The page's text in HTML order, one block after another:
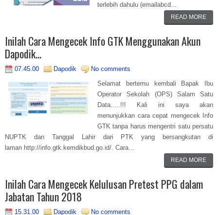
terlebih dahulu (emailabcd...
READ MORE
Inilah Cara Mengecek Info GTK Menggunakan Akun
Dapodik...
07.45.00 Dapodik
No comments
Selamat bertemu kembali Bapak Ibu
Operator Sekolah (OPS) Salam Satu
Data.....!!! Kali ini saya akan
menunjukkan cara cepat mengecek Info
GTK tanpa harus mengentri satu persatu
NUPTK dan Tanggal Lahir dari PTK yang bersangkutan di
laman http://info.gtk.kemdikbud.go.id/. Cara...
READ MORE
Inilah Cara Mengecek Kelulusan Pretest PPG dalam
Jabatan Tahun 2018
15.31.00 Dapodik
No comments